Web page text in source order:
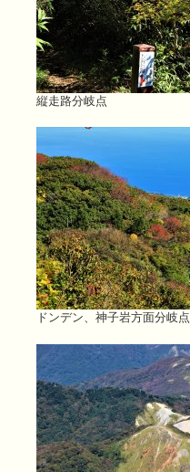
縦走路分岐点
ドンデン、神子岩方面分岐点